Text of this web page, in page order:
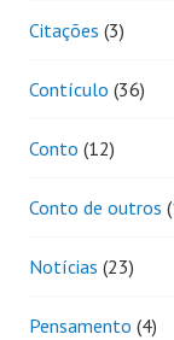
Citações (3)
Contículo (36)
Conto (12)
Conto de outros
Notícias (23)
Pensamento (4)